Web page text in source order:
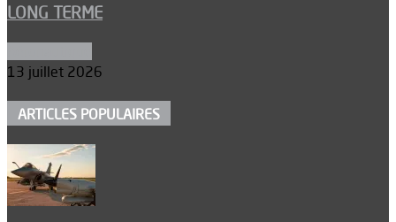
LONG TERME
13 juillet 2026
ARTICLES POPULAIRES